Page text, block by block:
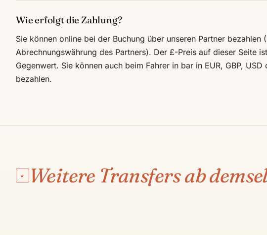
Wie erfolgt die Zahlung?
Sie können online bei der Buchung über unseren Partner
Abrechnungswährung des Partners). Der £-Preis auf dieser Seite
Gegenwert. Sie können auch beim Fahrer in bar in EUR, GBP,
bezahlen.
★ Weitere Transfers ab
Kalkan
€145·3 STD 15 MIN·
210 KM
Kaş
€130·3